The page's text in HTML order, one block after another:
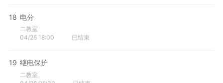
18 电分
二教室
04/26 18:00
已结束
19 继电保护
二教室